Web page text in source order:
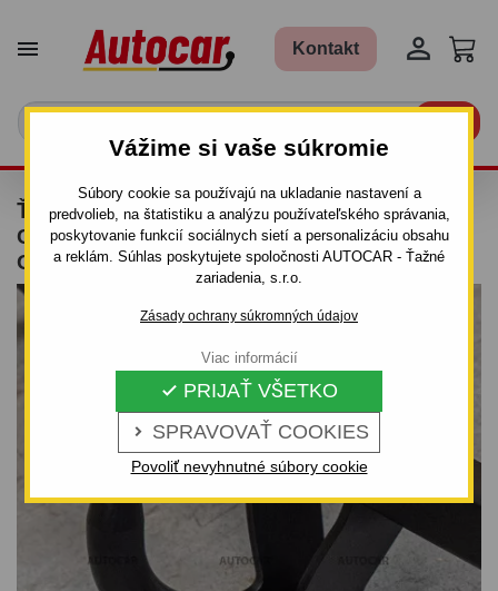
Vážime si vaše súkromie
Súbory cookie sa používajú na ukladanie nastavení a
predvolieb, na štatistiku a analýzu používateľského správania,
poskytovanie funkcií sociálnych sietí a personalizáciu obsahu
a reklám. Súhlas poskytujete spoločnosti AUTOCAR - Ťažné
zariadenia, s.r.o.
Zásady ochrany súkromných údajov
 SPRAVOVAŤ COOKIES
 PRIJAŤ VŠETKO
Povoliť nevyhnutné súbory cookie
Viac informácií
 Kontakt 
ŤAŽNÉ ZARIADENIE PRE BMW SERIA 3 -
COMPACT (E 46) - SKRUTKOVÝ SYSTÉM -
OD 2001/06 DO 2005